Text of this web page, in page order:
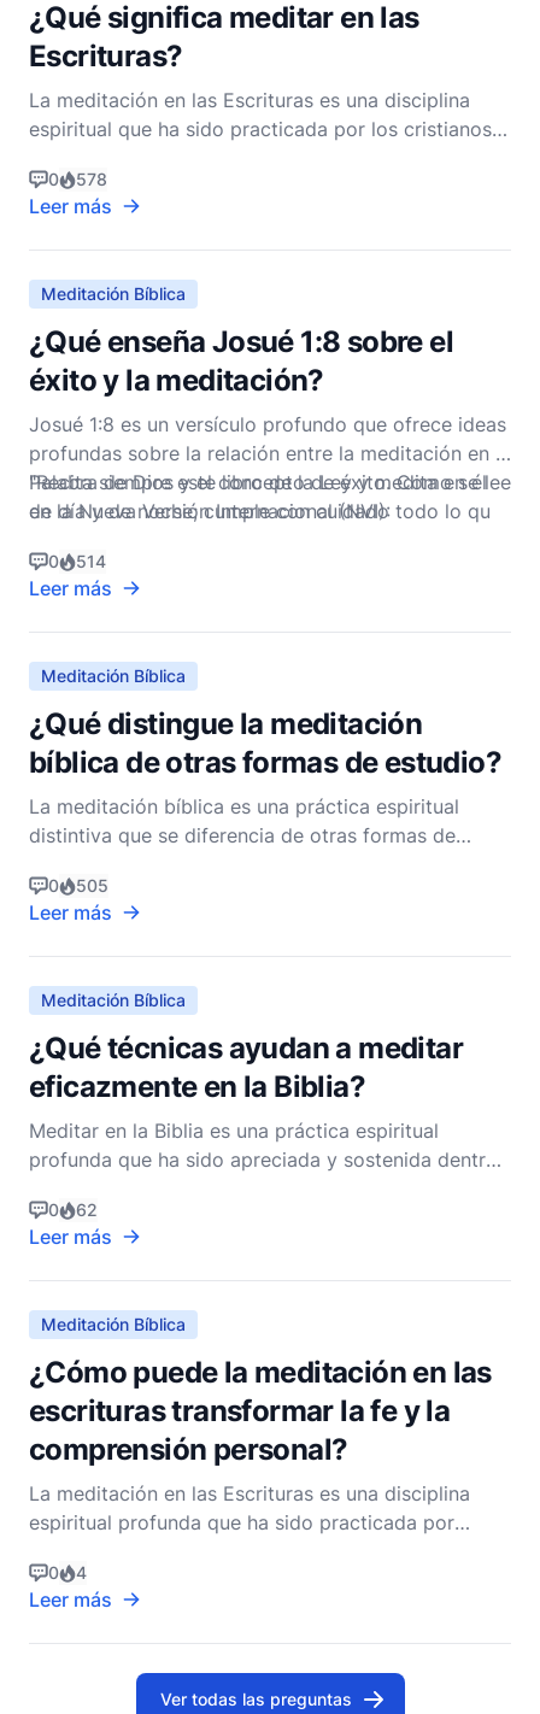
¿Qué significa meditar en las
Escrituras?
La meditación en las Escrituras es una disciplina
espiritual que ha sido practicada por los cristianos a
profundo y reflexivo con la Palabra de Dios,
permitiendo que penetre en nuestros corazones y
mentes, transformándonos desde adentro hacia
afuera. A d
0 578
Leer más
Meditación Bíblica
¿Qué enseña Josué 1:8 sobre el
éxito y la meditación?
Josué 1:8 es un versículo profundo que ofrece ideas
profundas sobre la relación entre la meditación en la
Palabra de Dios y el concepto de éxito. Como se lee
en la Nueva Versión Internacional (NVI):
"Recita siempre este libro de la Ley y medita en él
de día y de noche; cumple con cuidado todo lo qu
0 514
Leer más
Meditación Bíblica
¿Qué distingue la meditación
bíblica de otras formas de estudio?
La meditación bíblica es una práctica espiritual
distintiva que se diferencia de otras formas de
y enfoque. A diferencia de una lectura superficial o
incluso de un estudio profundo dirigido a la
comprensión intelectual, la meditación bíblica busca
i
0 505
Leer más
Meditación Bíblica
¿Qué técnicas ayudan a meditar
eficazmente en la Biblia?
Meditar en la Biblia es una práctica espiritual
profunda que ha sido apreciada y sostenida dentro
método por el cual los creyentes buscan
profundizar su relación con Dios, entender Su
voluntad y transformar sus vidas de acuerdo con Su
palabra. La Bibli
0 62
Leer más
Meditación Bíblica
¿Cómo puede la meditación en las
escrituras transformar la fe y la
comprensión personal?
La meditación en las Escrituras es una disciplina
espiritual profunda que ha sido practicada por
el cual los individuos se comprometen
profundamente con la Palabra de Dios, no solo
leyendo sus textos, sino absorbiéndolos,
reflexionando sobre ellos
0 4
Leer más
Ver todas las preguntas